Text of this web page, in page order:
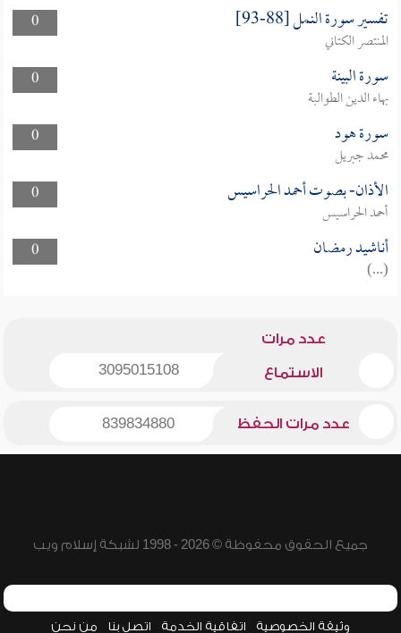
0
تفسير سورة النمل [88-93]
المنتصر الكتاني
0
سورة البينة
بهاء الدين الطوالبة
0
سورة هود
محمد جبريل
0
الأذان- بصوت أحمد الحراسيس
أحمد الحراسيس
0
أناشيد رمضان
(...)
عدد مرات
الاستماع 3095015108
عدد مرات الحفظ 839834880
جميع الحقوق محفوظة © 2026 - 1998 لشبكة إسلام ويب
وثيقة الخصوصية اتفاقية الخدمة اتصل بنا من نحن